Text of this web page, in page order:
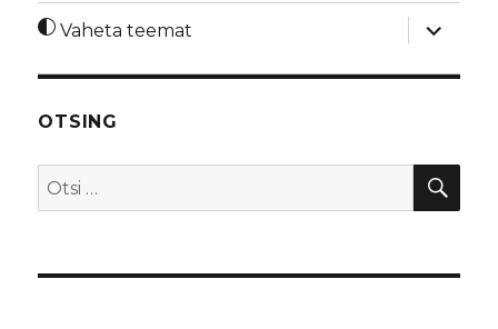
Vaheta teemat
laienda
OTSING
Otsi: